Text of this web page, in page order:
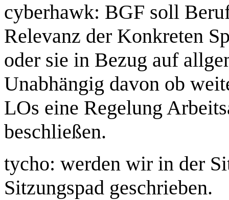
cyberhawk: BGF soll
Relevanz der Konkreten
oder sie in Bezug auf
Unabhängig davon ob
LOs eine Regelung
beschließen.
tycho: werden wir in der
Sitzungspad geschrieben.